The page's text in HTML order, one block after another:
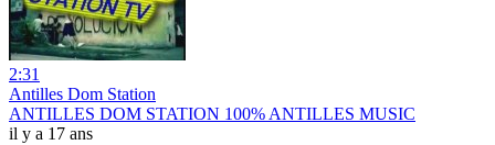
2:31
Antilles Dom Station
ANTILLES DOM STATION 100% ANTILLES MUSIC
il y a 17 ans